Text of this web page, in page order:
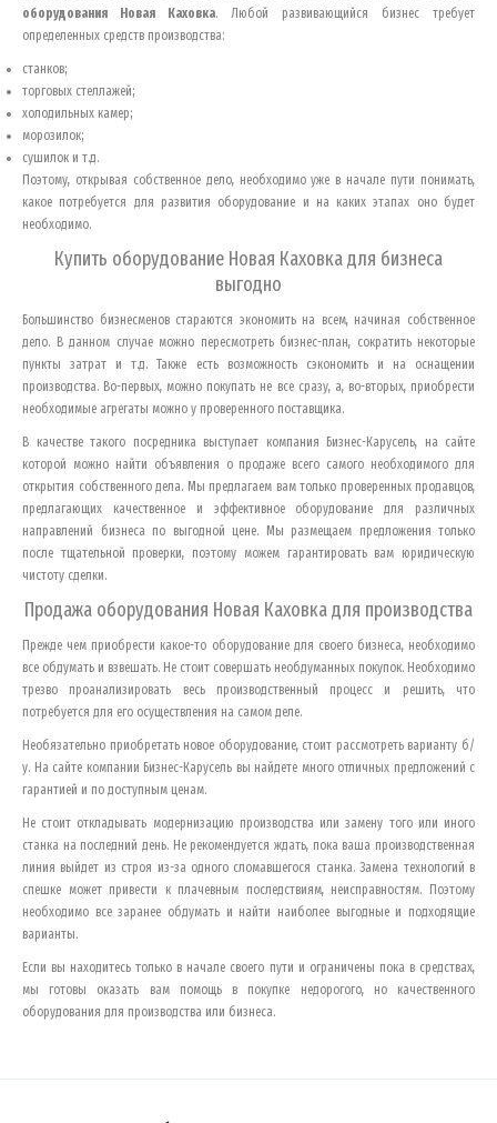
оборудования Новая Каховка. Любой развивающийся бизнес требует
определенных средств производства:
станков;
торговых стеллажей;
холодильных камер;
морозилок;
сушилок и т.д.
Поэтому, открывая собственное дело, необходимо уже в начале пути понимать,
какое потребуется для развития оборудование и на каких этапах оно будет
необходимо.
Купить оборудование Новая Каховкадля бизнеса
выгодно
Большинство бизнесменов стараются экономить на всем, начиная собственное
дело. В данном случае можно пересмотреть бизнес-план, сократить некоторые
пункты затрат и т.д. Также есть возможность сэкономить и на оснащении
производства. Во-первых, можно покупать не все сразу, а, во-вторых, приобрести
необходимые агрегаты можно у проверенного поставщика.
В качестве такого посредника выступает компания Бизнес-Карусель, на сайте
которой можно найти объявления о продаже всего самого необходимого для
открытия собственного дела. Мы предлагаем вам только проверенных продавцов,
предлагающих качественное и эффективное оборудование для различных
направлений бизнеса по выгодной цене. Мы размещаем предложения только
после тщательной проверки, поэтому можем гарантировать вам юридическую
чистоту сделки.
Продажа оборудования Новая Каховкадля производства
Прежде чем приобрести какое-то оборудование для своего бизнеса, необходимо
все обдумать и взвешать. Не стоит совершать необдуманных покупок. Необходимо
трезво проанализировать весь производственный процесс и решить, что
потребуется для его осуществления на самом деле.
Необязательно приобретать новое оборудование, стоит рассмотреть варианту б/
у. На сайте компании Бизнес-Карусель вы найдете много отличных предложений с
гарантией и по доступным ценам.
Не стоит откладывать модернизацию производства или замену того или иного
станка на последний день. Не рекомендуется ждать, пока ваша производственная
линия выйдет из строя из-за одного сломавшегося станка. Замена технологий в
спешке может привести к плачевным последствиям, неисправностям. Поэтому
необходимо все заранее обдумать и найти наиболее выгодные и подходящие
варианты.
Если вы находитесь только в начале своего пути и ограничены пока в средствах,
мы готовы оказать вам помощь в покупке недорогого, но качественного
оборудования для производства или бизнеса.